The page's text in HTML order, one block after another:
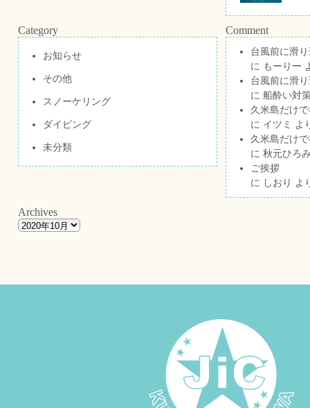
Category
お知らせ
その他
スノーケリング
ダイビング
未分類
Comment
台風前に滑
に もーりー
台風前に滑
に 船酔い対
久米島だけ
に イツミ
よ
久米島だけ
に 秋元ひろ
ご挨拶
に しおり よ
Archives